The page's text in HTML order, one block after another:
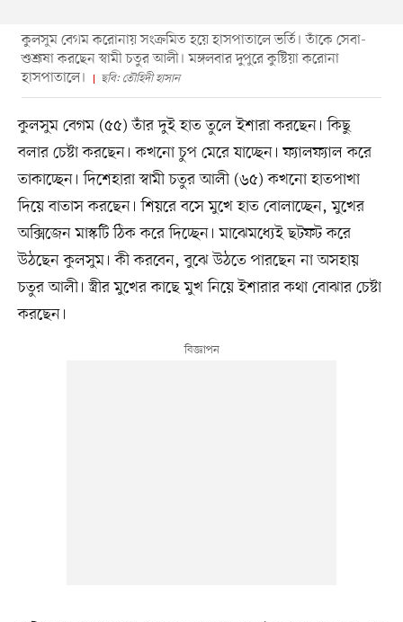
কুলসুম বেগম করোনায় সংক্রমিত হয়ে হাসপাতালে ভর্তি। তাঁকে সেবা-
শুশ্রূষা করছেন স্বামী চতুর আলী। মঙ্গলবার দুপুরে কুষ্টিয়া করোনা
হাসপাতালে।
ছবি: তৌহিদী হাসান
কুলসুম বেগম (৫৫) তাঁর দুই হাত তুলে ইশারা করছেন। কিছু
বলার চেষ্টা করছেন। কখনো চুপ মেরে যাচ্ছেন। ফ্যালফ্যাল করে
তাকাচ্ছেন। দিশেহারা স্বামী চতুর আলী (৬৫) কখনো হাতপাখা
দিয়ে বাতাস করছেন। শিয়রে বসে মুখে হাত বোলাচ্ছেন, মুখের
অক্সিজেন মাস্কটি ঠিক করে দিচ্ছেন। মাঝেমধ্যেই ছটফট করে
উঠছেন কুলসুম। কী করবেন, বুঝে উঠতে পারছেন না অসহায়
চতুর আলী। স্ত্রীর মুখের কাছে মুখ নিয়ে ইশারার কথা বোঝার চেষ্টা
করছেন।